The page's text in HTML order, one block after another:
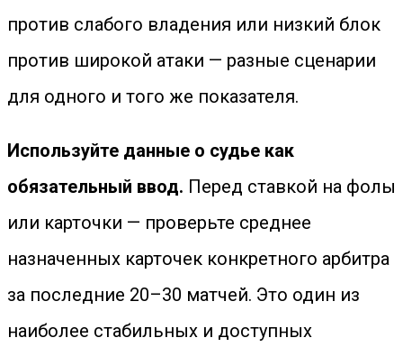
против слабого владения или низкий блок
против широкой атаки — разные сценарии
для одного и того же показателя.
Используйте данные о судье как
обязательный ввод. Перед ставкой на фолы
или карточки — проверьте среднее
назначенных карточек конкретного арбитра
за последние 20–30 матчей. Это один из
наиболее стабильных и доступных